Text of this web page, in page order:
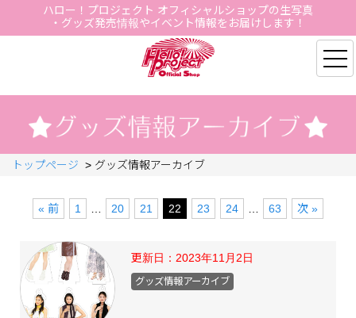
ハロー！プロジェクト オフィシャルショップの生写真
・グッズ発売情報やイベント情報をお届けします！
Hello Project Official
トップページ > グッズ情報アーカイブ
« 前 1 20 21 22 23 24 63 次 »
更新日： 2023年11月2日
グッズ情報アーカイブ